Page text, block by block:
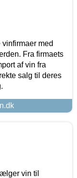
med
Fra firmaets
af vin fra
salg til deres
vin til